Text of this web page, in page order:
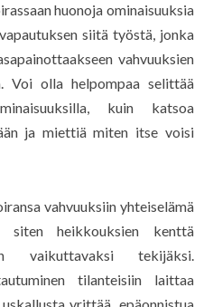
huonoja ominaisuuksia
siitä työstä, jonka
vahvuuksien
Voi olla helpompaa selittää
kuin katsoa
ja miettiä miten itse voisi
vahvuuksiin yhteiselämä
siten heikkouksien kenttä
vaikuttavaksi tekijäksi.
tilanteisiin laittaa
yrittää, epäonnistua